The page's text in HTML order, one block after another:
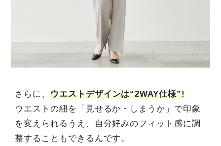
さらに、 ウエストデザインは“2WAY仕様”!
ウエストの紐を「見せるか・しまうか」で印象
を変えられるうえ、自分好みのフィット感に調
整することもできるんです。